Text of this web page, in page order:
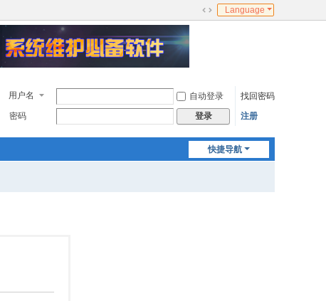
切
Language
用户名 自动登录
找回密码
密码
登录 注册
快捷导航